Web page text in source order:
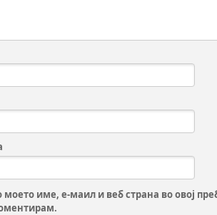
моето име, е-маил и веб страна во овој